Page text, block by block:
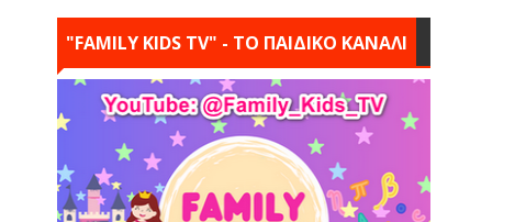
"FAMILY KIDS TV" - ΤΟ ΠΑΙΔΙΚΟ ΚΑΝΑΛΙ